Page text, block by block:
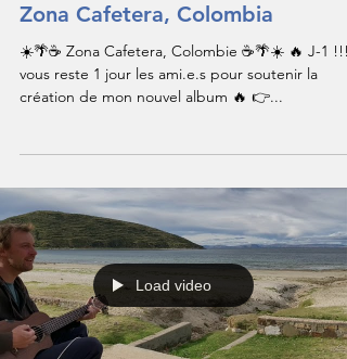
Zona Cafetera, Colombia
☀️🌴☕️ Zona Cafetera, Colombie ☕️🌴☀️ 🔥 J-1 !!!
vous reste 1 jour les ami.e.s pour soutenir la
création de mon nouvel album 🔥 👉...
Load video